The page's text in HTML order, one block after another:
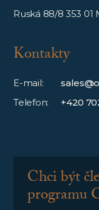
Ruská 88/8 353
Kontakty
E-mail:
Telefon:
+420
Chci být
programu